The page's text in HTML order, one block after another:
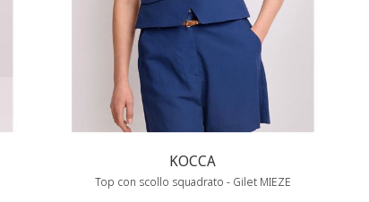
KOCCA
Top con scollo squadrato - Gilet MIEZE